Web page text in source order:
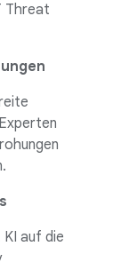
Threat
auf die